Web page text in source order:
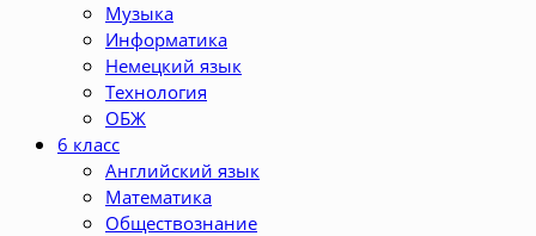
Музыка
Информатика
Немецкий язык
Технология
ОБЖ
6 класс
Английский язык
Математика
Обществознание